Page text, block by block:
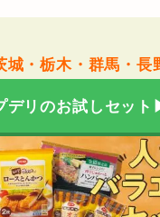
城・栃木・群馬・長
デリのお試しセッ